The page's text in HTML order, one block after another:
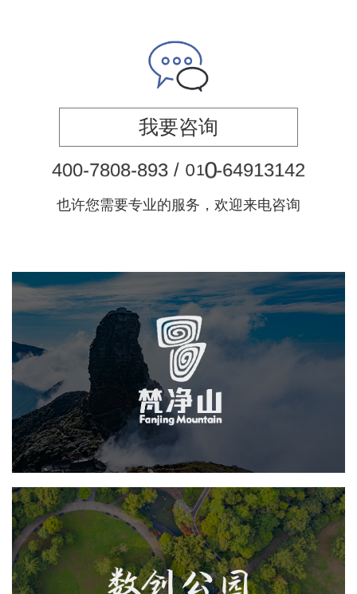
我要咨询
400-7808-893 / 010-64913142
也许您需要专业的服务，欢迎来电咨询
梵净山保护区
网页设计 业务系统 智慧公园
江西上饶数创公园